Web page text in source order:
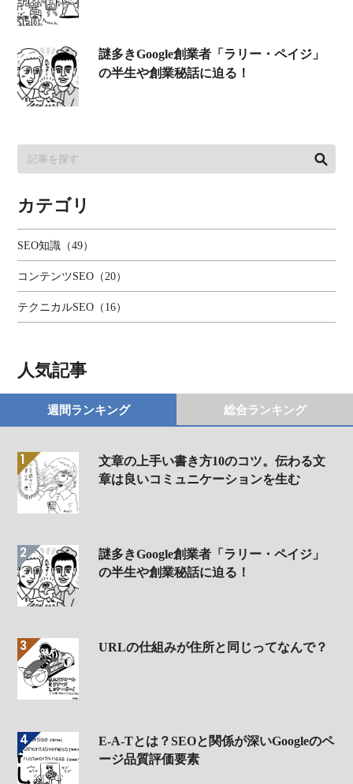
謎多きGoogle創業者「ラリー・ペイジ」
の半生や創業秘話に迫る！
人気記事
週間ランキング 総合ランキング
文章の上手い書き方10のコツ。伝わる文
章は良いコミュニケーションを生む
謎多きGoogle創業者「ラリー・ペイジ」
の半生や創業秘話に迫る！
URLの仕組みが住所と同じってなんで？
E-A-Tとは？SEOと関係が深いGoogleのペ
ージ品質評価要素
カテゴリ
SEO知識（49）
コンテンツSEO（20）
テクニカルSEO（16）